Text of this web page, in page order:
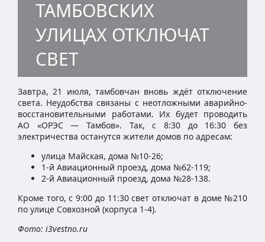
ТАМБОВСКИХ
УЛИЦАХ ОТКЛЮЧАТ
СВЕТ
Завтра, 21 июля, тамбовчан вновь ждёт отключение
света. Неудобства связаны с неотложными аварийно-
восстановительными работами. Их будет проводить
АО «ОРЭС — Тамбов». Так, с 8:30 до 16:30 без
электричества останутся жители домов по адресам:
улица Майская, дома №10-26;
1-й Авиационный проезд, дома №62-119;
2-й Авиационный проезд, дома №28-138.
Кроме того, с 9:00 до 11:30 свет отключат в доме №210
по улице Совхозной (корпуса 1-4).
Фото: i3vestno.ru